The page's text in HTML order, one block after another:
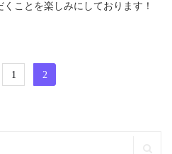
ことを楽しみにしております！
1 2